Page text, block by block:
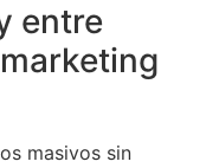
entre
masivos sin